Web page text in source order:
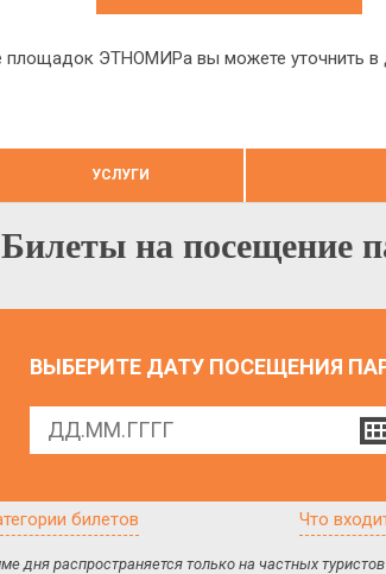
ЭТНОМИРа вы можете уточнить в
УСЛУГИ
Билеты на посещение
ВЫБЕРИТЕ ДАТУ ПОСЕЩЕНИЯ
билетов Что
дня распространяется только на частных